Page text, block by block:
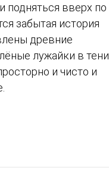
подняться вверх по
забытая история
древние
лужайки в тени
и чисто и